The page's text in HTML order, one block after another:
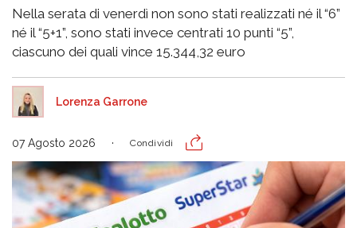
Nella serata di venerdì non sono stati realizzati né il “6”
né il “5+1”, sono stati invece centrati 10 punti “5”,
ciascuno dei quali vince 15.344,32 euro
Lorenza Garrone
07 Agosto 2026 Condividi